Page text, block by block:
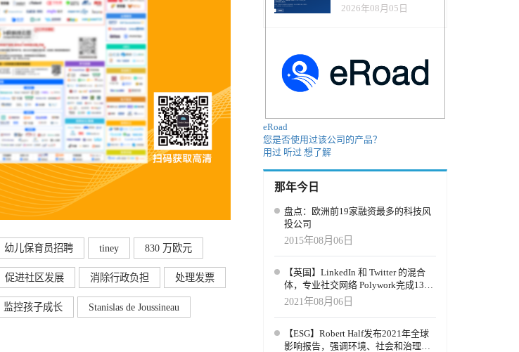
幼儿保育员招聘 tiney 830 万欧元
促进社区发展 消除行政负担 处理发票
监控孩子成长 Stanislas de Joussineau
榜单（2026年8月）-涨
幅最高的不是AI软件，
2026年08月05日
eRoad
您是否使用过该公司的产品？
用过 听过 想了解
那年今日
盘点：欧洲前19家融资最多的科技风
投公司
2015年08月06日
【英国】LinkedIn 和 Twitter 的混合
体，专业社交网络 Polywork完成1300
万美元A轮融资
2021年08月06日
【ESG】Robert Half发布2021年全球
影响报告，强调环境、社会和治理